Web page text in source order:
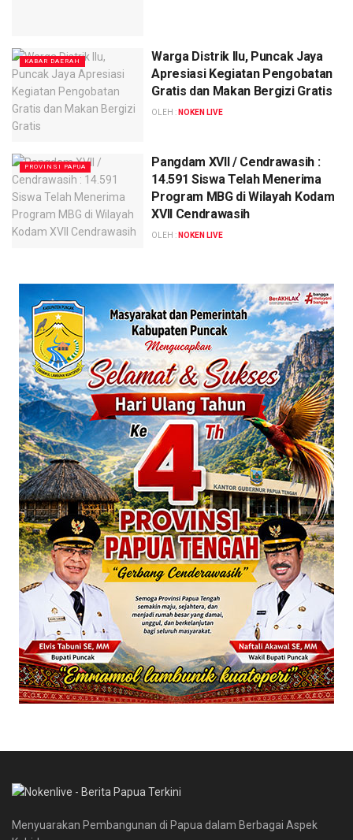
KABAR DAERAH
Warga Distrik Ilu, Puncak Jaya
Apresiasi Kegiatan Pengobatan
Gratis dan Makan Bergizi Gratis
OLEH : NOKEN LIVE
PROVINSI PAPUA
Pangdam XVII / Cendrawasih :
14.591 Siswa Telah Menerima
Program MBG di Wilayah Kodam
XVII Cendrawasih
OLEH : NOKEN LIVE
Menyuarakan Pembangunan di Papua dalam Berbagai Aspek